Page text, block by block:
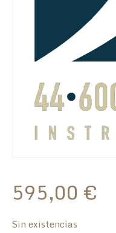
595,00 €
Sin existencias